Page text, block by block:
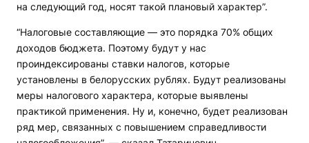
на следующий год, носят такой плановый характер”.
“Налоговые составляющие — это порядка 70% общих
доходов бюджета. Поэтому будут у нас
проиндексированы ставки налогов, которые
установлены в белорусских рублях. Будут реализованы
меры налогового характера, которые выявлены
практикой применения. Ну и, конечно, будет реализован
ряд мер, связанных с повышением справедливости